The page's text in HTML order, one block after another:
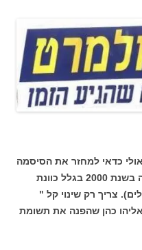
כדאי למחזר את הסיסמה
"ירושלים חרדה מאולמרט" (שנפוצה בשנת 2000 בגלל כוונת
צריך רק שינוי קל "
כהן שהפנה את תשומת